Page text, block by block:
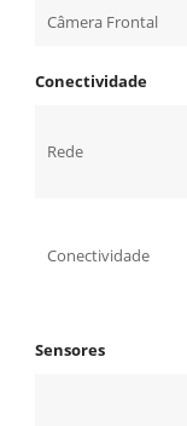
Câmera Frontal
Conectividade
Rede
Conectividade
Sensores